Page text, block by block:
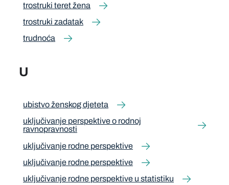
trostruki teret žena
trostruki zadatak
trudnoća
U
ubistvo ženskog djeteta
uključivanje perspektive o rodnoj
ravnopravnosti
uključivanje rodne perspektive
uključivanje rodne perspektive
uključivanje rodne perspektive u statistiku